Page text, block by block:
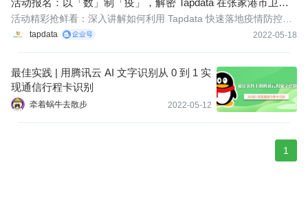
活动报名：以「数」制「疫」，解密 Tapdata 在张家港市卫健
委数字化防疫场景下的最佳实践
tapdata 2022-05-18
活动精彩抢鲜看：深入讲解如何利用 Tapdata 快速落地疫情防控数
字化，在线演示核心应用操作，同时开放线上答疑。
最佳实践 | 用腾讯云 AI 文字识别从 0 到 1 实
现通信行程卡识别
牵着蜗牛去散步 2022-05-12
1